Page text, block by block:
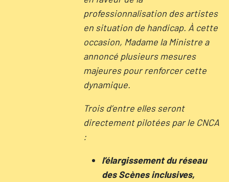
professionnalisation des artistes
en situation de handicap. À cette
occasion, Madame la Ministre a
annoncé plusieurs mesures
majeures pour renforcer cette
dynamique.
Trois d’entre elles seront
directement pilotées par le CNCA
:
l’élargissement du réseau
des Scènes inclusives,